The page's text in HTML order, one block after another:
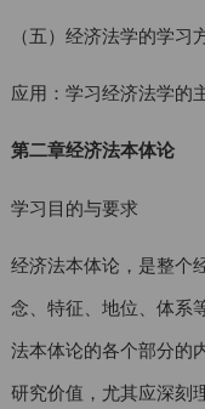
（五）经济法学的学习
应用：学习经济法学的
第二章经济法本体论
学习目的与要求
经济法本体论，是整个
念、特征、地位、体系
法本体论的各个部分的
研究价值，尤其应深刻